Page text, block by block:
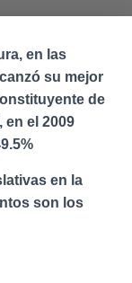
en las
su mejor
de
en el 2009
en la
son los